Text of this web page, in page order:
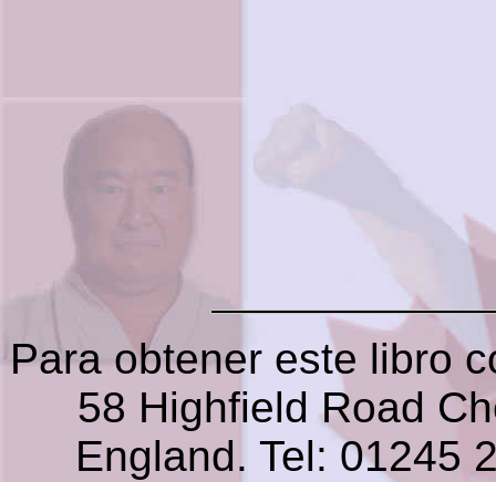
Para obtener este libro
58 Highfield Road
England. Tel: 01245